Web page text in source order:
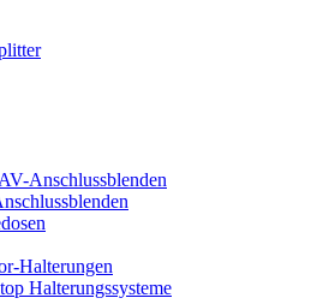
Anschlussblenden
Halterungen
Halterungssysteme